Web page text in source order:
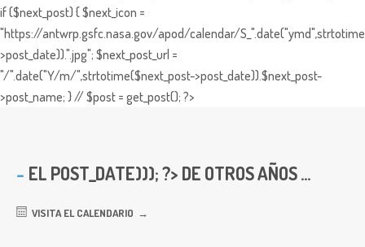
if ($next_post) { $next_icon =
"https://antwrp.gsfc.nasa.gov/apod/calendar/
>post_date)).".jpg"; $next_post_url =
"/".date("Y/m/",strtotime($next_post->post_date)).$next_post-
>post_name; } // $post = get_post(); ?>
EL POST_DATE))); ?> DE OTROS AÑOS ...
VISITA EL CALENDARIO